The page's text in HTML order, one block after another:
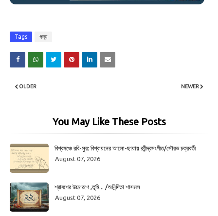
Tags গদ্য
NEWER
OLDER
You May Like These Posts
বিশ্বমঞ্চে রবি-সুর: বিশ্বায়নের আলো-ছায়ায় রবীন্দ্রসংগীত/সৌরভ চক্রবর্তী
August 07, 2026
শ্রাবণের উচ্চারণে ,তুমি... /অনিন্দিতা শাসমল
August 07, 2026